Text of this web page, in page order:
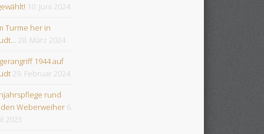
10. Juni 2024
Turme her in
28. März 2024
1944 auf
29. Februar 2024
rund
Weberweiher 6.
2023